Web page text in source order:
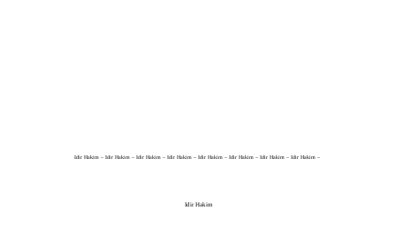
Idir Hakim – Idir Hakim – Idir Hakim – Idir Hakim – Idir Hakim – Idir Hakim – Idir Hakim – Idir Hakim –
Idir Hakim